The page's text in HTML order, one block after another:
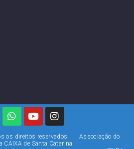
os direitos reservados Associação do
CAIXA de Santa Catarina